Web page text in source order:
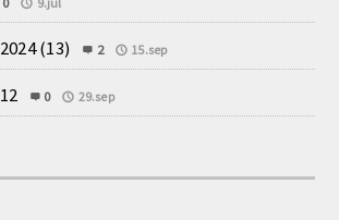
(13) 2 15.sep
0 29.sep